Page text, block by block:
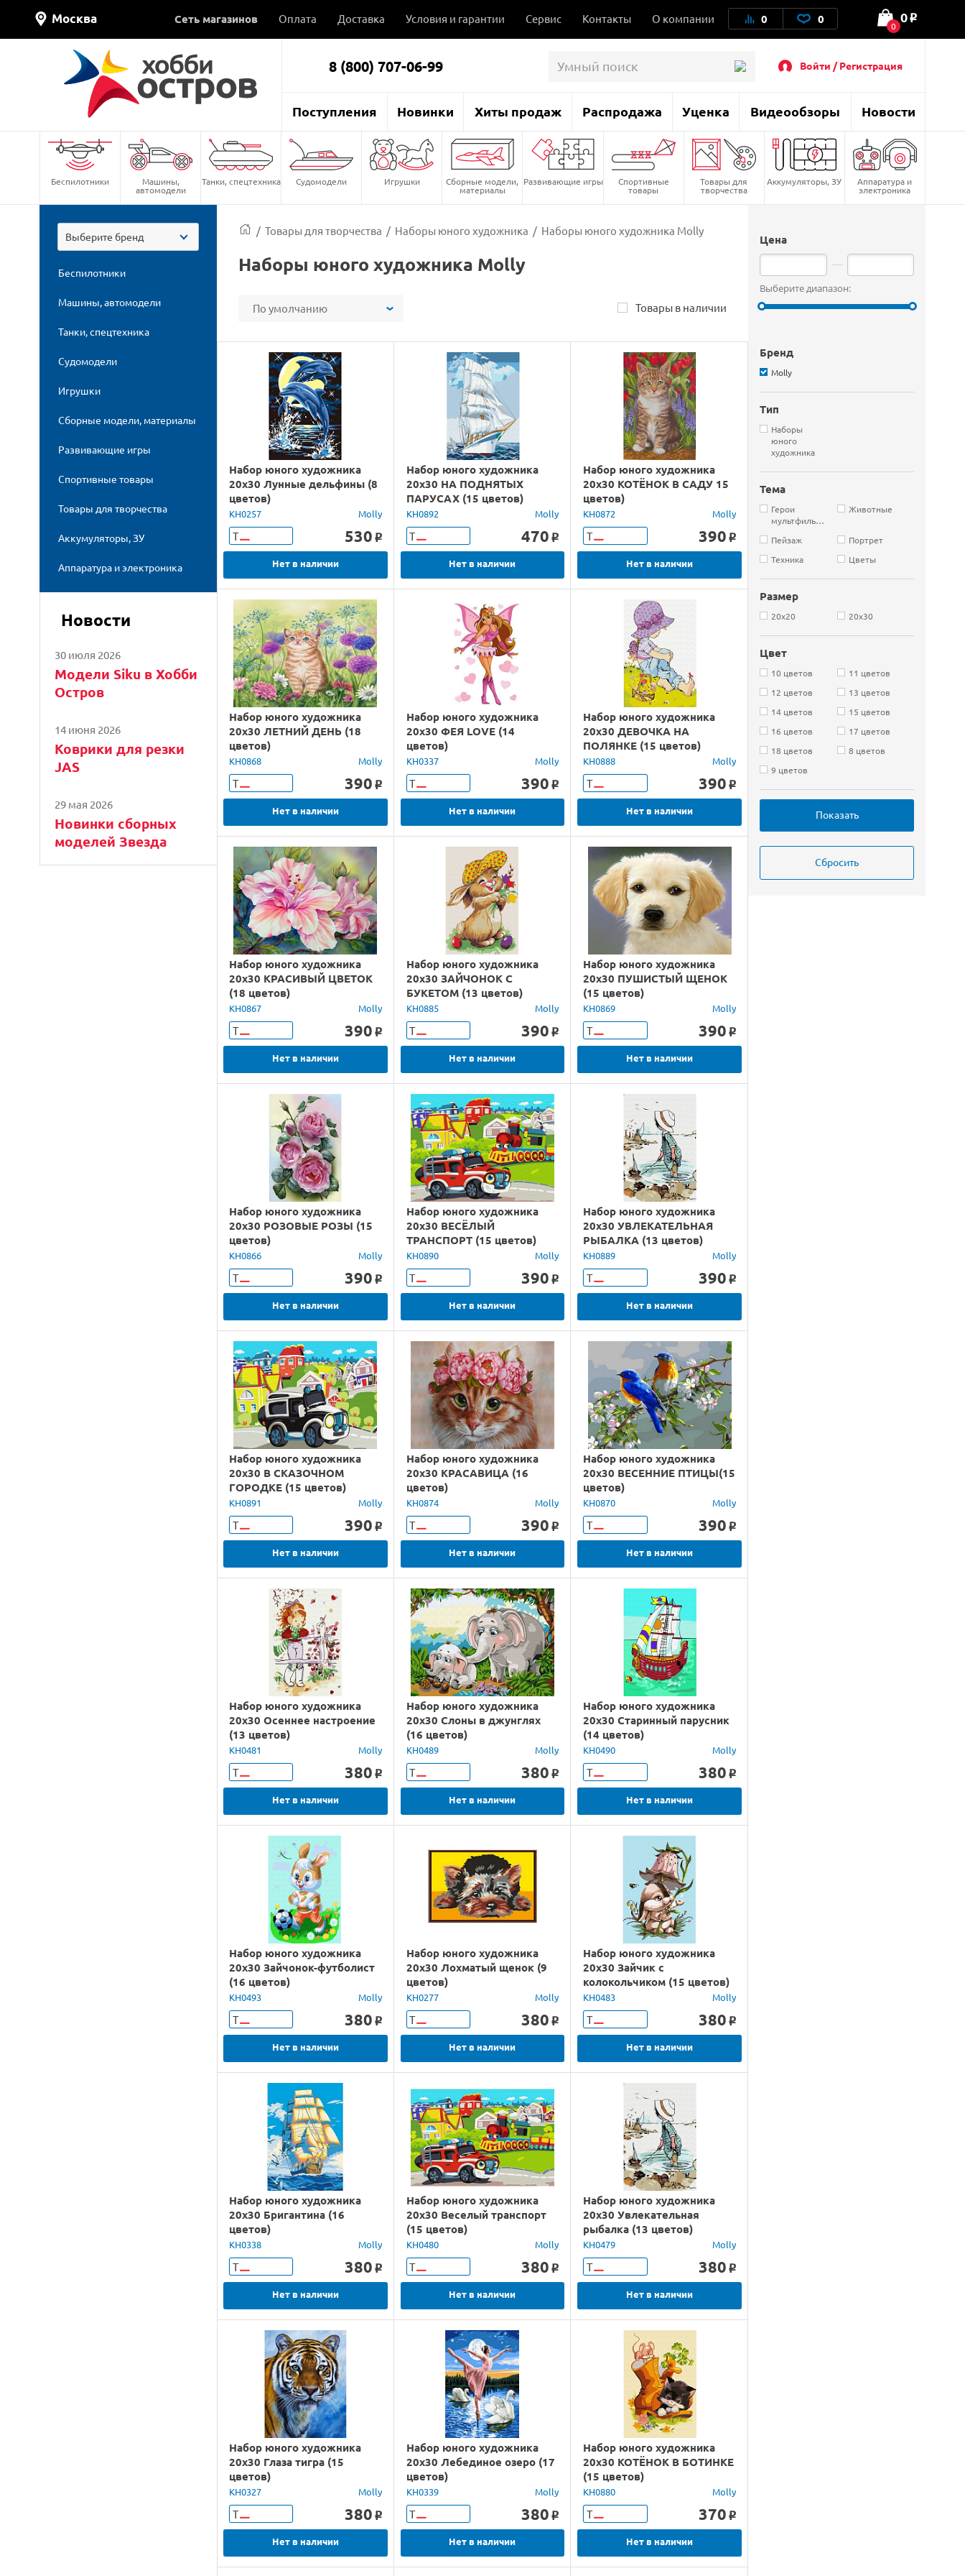
Москва Сеть магазинов Оплата Доставка Условия и гарантии Сервис Контакты О компании 0 0 0
0 o
8 (800) 707-06-99 Войти / Регистрация
Поступления Новинки Хиты продаж Распродажа Уценка Видеообзоры Новости
Беспилотники Машины,
автомодели
Танки, спецтехника Судомодели Игрушки Сборные модели,
материалы
Развивающие игры Спортивные
товары
Товары для
творчества
Аккумуляторы, ЗУ Аппаратура и
электроника
Выберите бренд
Беспилотники
Машины, автомодели
Танки, спецтехника
Судомодели
Игрушки
Сборные модели, материалы
Развивающие игры
Спортивные товары
Товары для творчества
Аккумуляторы, ЗУ
Аппаратура и электроника
Новости
30 июля 2026
Модели Siku в Хобби
Остров
14 июня 2026
Коврики для резки
JAS
29 мая 2026
Новинки сборных
моделей Звезда
Цена
Выберите диапазон:
Бренд
Molly
Тип
Наборы
юного
художника
Тема
Герои
мультфильмов
Животные
Пейзаж
Портрет
Техника
Цветы
Размер
20х20 20х30
Цвет
10 цветов
11 цветов
12 цветов
13 цветов
14 цветов
15 цветов
16 цветов
17 цветов
18 цветов
8 цветов
9 цветов
/ Товары для творчества / Наборы юного художника / Наборы юного художника Molly
Наборы юного художника Molly
По умолчанию Товары в наличии
Набор юного художника
20х30 Лунные дельфины (8
цветов)
KH0257 Molly
Т 530 o
Нет в наличии
Набор юного художника
20х30 НА ПОДНЯТЫХ
ПАРУСАХ (15 цветов)
KH0892 Molly
Т 470 o
Нет в наличии
Набор юного художника
20х30 КОТЁНОК В САДУ 15
цветов)
KH0872 Molly
Т 390 o
Нет в наличии
Набор юного художника
20х30 ЛЕТНИЙ ДЕНЬ (18
цветов)
KH0868 Molly
Т 390 o
Нет в наличии
Набор юного художника
20х30 ФЕЯ LOVE (14
цветов)
KH0337 Molly
Т 390 o
Нет в наличии
Набор юного художника
20х30 ДЕВОЧКА НА
ПОЛЯНКЕ (15 цветов)
KH0888 Molly
Т 390 o
Нет в наличии
Набор юного художника
20х30 КРАСИВЫЙ ЦВЕТОК
(18 цветов)
KH0867 Molly
Т 390 o
Нет в наличии
Набор юного художника
20х30 ЗАЙЧОНОК С
БУКЕТОМ (13 цветов)
KH0885 Molly
Т 390 o
Нет в наличии
Набор юного художника
20х30 ПУШИСТЫЙ ЩЕНОК
(15 цветов)
KH0869 Molly
Т 390 o
Нет в наличии
Набор юного художника
20х30 РОЗОВЫЕ РОЗЫ (15
цветов)
KH0866 Molly
Т 390 o
Нет в наличии
Набор юного художника
20х30 ВЕСЁЛЫЙ
ТРАНСПОРТ (15 цветов)
KH0890 Molly
Т 390 o
Нет в наличии
Набор юного художника
20х30 УВЛЕКАТЕЛЬНАЯ
РЫБАЛКА (13 цветов)
KH0889 Molly
Т 390 o
Нет в наличии
Набор юного художника
20х30 В СКАЗОЧНОМ
ГОРОДКЕ (15 цветов)
KH0891 Molly
Т 390 o
Нет в наличии
Набор юного художника
20х30 КРАСАВИЦА (16
цветов)
KH0874 Molly
Т 390 o
Нет в наличии
Набор юного художника
20х30 ВЕСЕННИЕ ПТИЦЫ(15
цветов)
KH0870 Molly
Т 390 o
Нет в наличии
Набор юного художника
20х30 Осеннее настроение
(13 цветов)
KH0481 Molly
Т 380 o
Нет в наличии
Набор юного художника
20х30 Слоны в джунглях
(16 цветов)
KH0489 Molly
Т 380 o
Нет в наличии
Набор юного художника
20х30 Старинный парусник
(14 цветов)
KH0490 Molly
Т 380 o
Нет в наличии
Набор юного художника
20х30 Зайчонок-футболист
(16 цветов)
KH0493 Molly
Т 380 o
Нет в наличии
Набор юного художника
20х30 Лохматый щенок (9
цветов)
KH0277 Molly
Т 380 o
Нет в наличии
Набор юного художника
20х30 Зайчик с
колокольчиком (15 цветов)
KH0483 Molly
Т 380 o
Нет в наличии
Набор юного художника
20х30 Бригантина (16
цветов)
KH0338 Molly
Т 380 o
Нет в наличии
Набор юного художника
20х30 Веселый транспорт
(15 цветов)
KH0480 Molly
Т 380 o
Нет в наличии
Набор юного художника
20х30 Увлекательная
рыбалка (13 цветов)
KH0479 Molly
Т 380 o
Нет в наличии
Набор юного художника
20х30 Глаза тигра (15
цветов)
KH0327 Molly
Т 380 o
Нет в наличии
Набор юного художника
20х30 Лебединое озеро (17
цветов)
KH0339 Molly
Т 380 o
Нет в наличии
Набор юного художника
20х30 КОТЁНОК В БОТИНКЕ
(15 цветов)
KH0880 Molly
Т 370 o
Нет в наличии